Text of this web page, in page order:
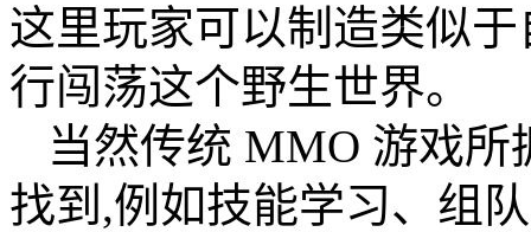
这里玩家可以制造类似
行闯荡这个野生世界。
当然传统 MMO 游戏
找到,例如技能学习、组